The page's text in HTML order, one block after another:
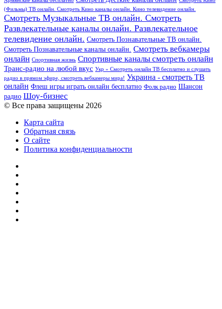
(Фильмы) ТВ онлайн. Смотреть Кино каналы онлайн. Кино телевидение онлайн.
Смотреть Музыкальные ТВ онлайн. Смотреть
Развлекательные каналы онлайн. Развлекательное
телевидение онлайн. Смотреть Познавательные ТВ онлайн.
Смотреть Познавательные каналы онлайн. Смотреть вебкамеры
онлайн Спортивная жизнь Спортивные каналы смотреть онлайн
Транс-радио на любой вкус Укр » Смотреть онлайн ТВ бесплатно и слушать
радио в прямом эфире, смотреть вебкамеры мира! Украина - смотреть ТВ
онлайн Флеш игры играть онлайн бесплатно Фолк радио Шансон
радио Шоу-бизнес
© Все права защищены 2026
Карта сайта
Обратная связь
О сайте
Политика конфиденциальности